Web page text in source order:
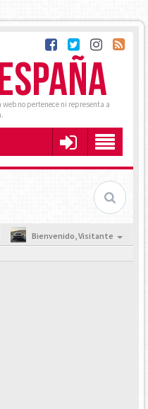
no pertenece ni representa a
Bienvenido,Visitante